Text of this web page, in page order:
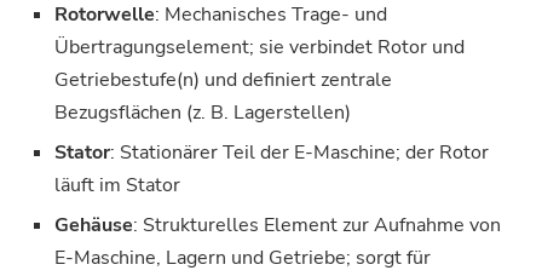
Rotorwelle: Mechanisches Trage- und
Übertragungselement; sie verbindet Rotor und
Getriebestufe(n) und definiert zentrale
Bezugsflächen (z. B. Lagerstellen)
Stator: Stationärer Teil der E-Maschine; der Rotor
läuft im Stator
Gehäuse: Strukturelles Element zur Aufnahme von
E-Maschine, Lagern und Getriebe; sorgt für